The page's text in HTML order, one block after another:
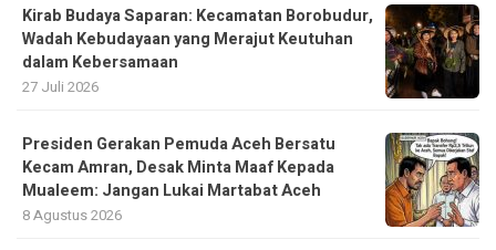
Kirab Budaya Saparan: Kecamatan Borobudur,
Wadah Kebudayaan yang Merajut Keutuhan
dalam Kebersamaan
27 Juli 2026
Presiden Gerakan Pemuda Aceh Bersatu
Kecam Amran, Desak Minta Maaf Kepada
Mualeem: Jangan Lukai Martabat Aceh
8 Agustus 2026